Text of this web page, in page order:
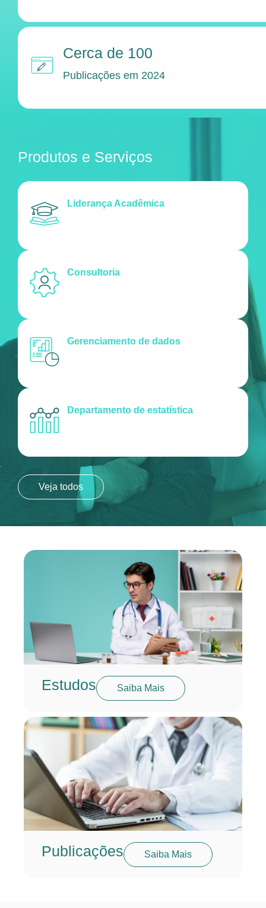
Cerca de 100
Publicações em 2024
Produtos e Serviços
Liderança Acadêmica
Consultoria
Gerenciamento de dados
Departamento de estatística
Veja todos
Estudos Saiba Mais
Publicações Saiba Mais